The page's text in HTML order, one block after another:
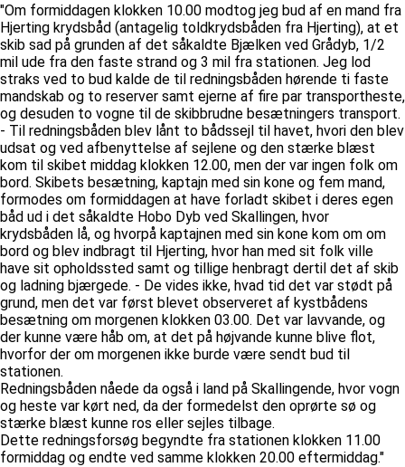
"Om formiddagen klokken 10.00 modtog jeg bud af en mand fra
Hjerting krydsbåd (antagelig toldkrydsbåden fra Hjerting), at et
skib sad på grunden af det såkaldte Bjælken ved Grådyb, 1/2
mil ude fra den faste strand og 3 mil fra stationen. Jeg lod
straks ved to bud kalde de til redningsbåden hørende ti faste
mandskab og to reserver samt ejerne af fire par transportheste,
og desuden to vogne til de skibbrudne besætningers transport.
- Til redningsbåden blev lånt to bådssejl til havet, hvori den blev
udsat og ved afbenyttelse af sejlene og den stærke blæst
kom til skibet middag klokken 12.00, men der var ingen folk om
bord. Skibets besætning, kaptajn med sin kone og fem mand,
formodes om formiddagen at have forladt skibet i deres egen
båd ud i det såkaldte Hobo Dyb ved Skallingen, hvor
krydsbåden lå, og hvorpå kaptajnen med sin kone kom om om
bord og blev indbragt til Hjerting, hvor han med sit folk ville
have sit opholdssted samt og tillige henbragt dertil det af skib
og ladning bjærgede. - De vides ikke, hvad tid det var stødt på
grund, men det var først blevet observeret af kystbådens
besætning om morgenen klokken 03.00. Det var lavvande, og
der kunne være håb om, at det på højvande kunne blive flot,
hvorfor der om morgenen ikke burde være sendt bud til
stationen.
Redningsbåden nåede da også i land på Skallingende, hvor vogn
og heste var kørt ned, da der formedelst den oprørte sø og
stærke blæst kunne ros eller sejles tilbage.
Dette redningsforsøg begyndte fra stationen klokken 11.00
formiddag og endte ved samme klokken 20.00 eftermiddag."